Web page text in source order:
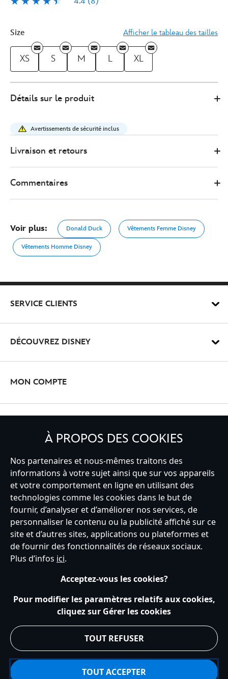
Size
Afficher le tableau des tailles
XS S M L XL
52.00
capuche-
donald-
5201050290158M.html
http://schema.org/OutOfStock
Détails sur le produit
Avertissements de sécurité inclus
Livraison et retours
Commentaires
Voir plus: Donald Duck Vêtements Femme Disney
Vêtements Homme Disney
SERVICE CLIENTS
DÉCOUVREZ DISNEY
MON COMPTE
France
Service clients Conditions d’utilisation
Trouver un magasin
Plan du site
Règles de respect de la vie privée
Politique de cookies
Notice relative à la confidentialité
Conditions générales de vente
À PROPOS DES COOKIES
Nos partenaires et nous-mêmes traitons des
informations à votre sujet ainsi que sur vos appareils
et votre comportement en ligne en utilisant des
technologies comme les cookies dans le but de
fournir, d’analyser et d’améliorer nos services, de
personnaliser le contenu ou la publicité affiché sur ce
site et d’autres sites, applications ou plateformes et
de fournir des fonctionnalités de réseaux sociaux.
Plus d’infos ici.
Acceptez-vous les cookies?
Pour modifier les paramètres relatifs aux cookies,
cliquez sur Gérer les cookies
TOUT REFUSER
TOUT ACCEPTER